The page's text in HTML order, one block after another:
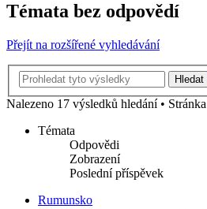
Témata bez odpovědí
Přejít na rozšířené vyhledávání
Hledat
Nalezeno 17 výsledků hledání • Stránka
Témata
Odpovědi
Zobrazení
Poslední příspěvek
Rumunsko